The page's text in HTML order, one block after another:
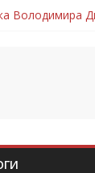
Володимира
Дмитро
Володимира